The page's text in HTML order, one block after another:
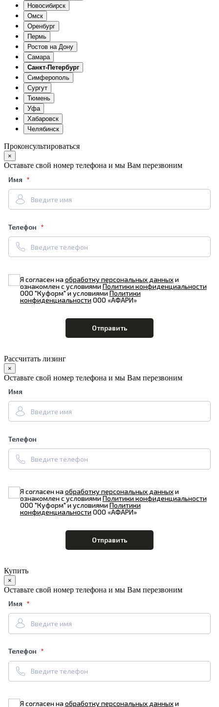
Новосибирск
Омск
Оренбург
Пермь
Ростов на Дону
Самара
Санкт-Петербург
Симферополь
Сургут
Тюмень
Уфа
Хабаровск
Челябинск
Проконсультироваться
×
Оставьте свой номер телефона и мы Вам перезвоним
Имя
Телефон
Я согласен наобработку персональных данныхи
ознакомлен с условиямиПолитики конфиденциальности
ООО "Куформ" и условиямиПолитики
конфиденциальностиООО «АФАРИ»
Рассчитать лизинг
×
Оставьте свой номер телефона и мы Вам перезвоним
Имя
Телефон
Я согласен наобработку персональных данныхи
ознакомлен с условиямиПолитики конфиденциальности
ООО "Куформ" и условиямиПолитики
конфиденциальностиООО «АФАРИ»
Купить
×
Оставьте свой номер телефона и мы Вам перезвоним
Имя
Телефон
Я согласен наобработку персональных данныхи